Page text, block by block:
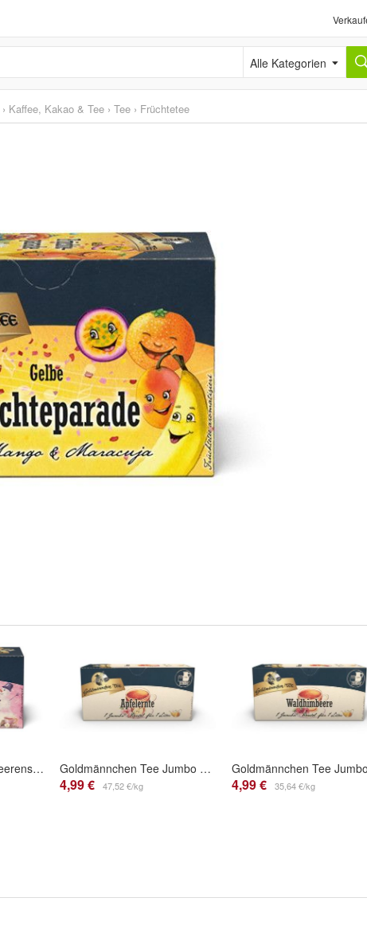
Alle Kategorien
› Kaffee, Kakao & Tee › Tee › Früchtetee
Goldmännchen Tee Beerenschlitten Goldmännchen Tee Jumbo Apfelernte
4,99 € 47,52 €/kg 4,99 € 35,64 €/kg